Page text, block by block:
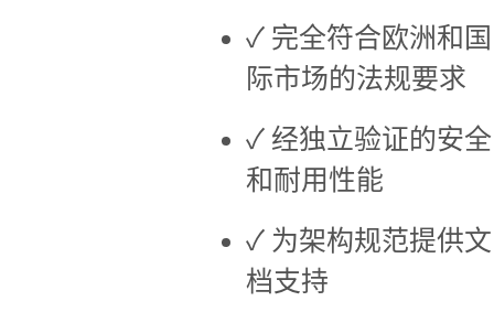
✓ 完全符合欧洲和国
际市场的法规要求
✓ 经独立验证的安全
和耐用性能
✓ 为架构规范提供文
档支持